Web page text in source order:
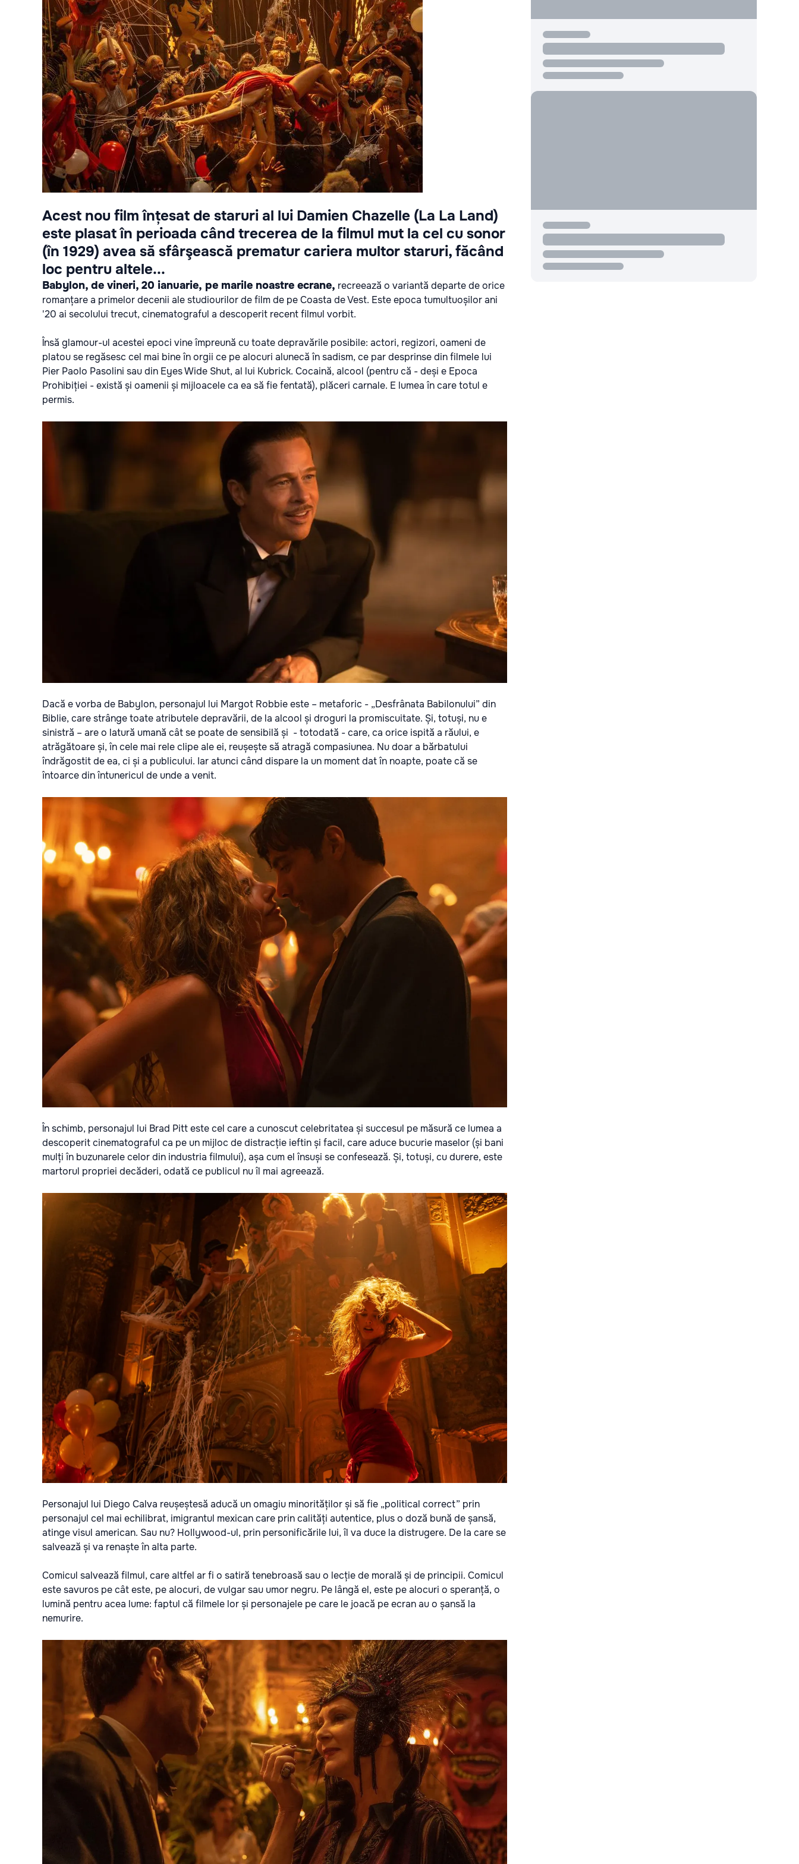
Acest nou film înțesat de staruri al lui Damien Chazelle (La La Land)
este plasat în perioada când trecerea de la filmul mut la cel cu sonor
(în 1929) avea să sfârşească prematur cariera multor staruri, făcând
loc pentru altele...
Babylon, de vineri, 20 ianuarie, pe marile noastre ecrane, recreează o variantă departe de orice
romanțare a primelor decenii ale studiourilor de film de pe Coasta de Vest. Este epoca tumultuoșilor ani
'20 ai secolului trecut, cinematograful a descoperit recent filmul vorbit.
Însă glamour-ul acestei epoci vine împreună cu toate depravările posibile: actori, regizori, oameni de
platou se regăsesc cel mai bine în orgii ce pe alocuri alunecă în sadism, ce par desprinse din filmele lui
Pier Paolo Pasolini sau din Eyes Wide Shut, al lui Kubrick. Cocaină, alcool (pentru că - deși e Epoca
Prohibiției - există și oamenii și mijloacele ca ea să fie fentată), plăceri carnale. E lumea în care totul e
permis.
Dacă e vorba de Babylon, personajul lui Margot Robbie este – metaforic - „Desfrânata Babilonului” din
Biblie, care strânge toate atributele depravării, de la alcool și droguri la promiscuitate. Și, totuși, nu e
sinistră – are o latură umană cât se poate de sensibilă și - totodată - care, ca orice ispită a răului, e
atrăgătoare și, în cele mai rele clipe ale ei, reușește să atragă compasiunea. Nu doar a bărbatului
îndrăgostit de ea, ci și a publicului. Iar atunci când dispare la un moment dat în noapte, poate că se
întoarce din întunericul de unde a venit.
În schimb, personajul lui Brad Pitt este cel care a cunoscut celebritatea și succesul pe măsură ce lumea a
descoperit cinematograful ca pe un mijloc de distracție ieftin și facil, care aduce bucurie maselor (și bani
mulți în buzunarele celor din industria filmului), așa cum el însuși se confesează. Și, totuși, cu durere, este
martorul propriei decăderi, odată ce publicul nu îl mai agreează.
Personajul lui Diego Calva reușeștesă aducă un omagiu minorităților și să fie „political correct” prin
personajul cel mai echilibrat, imigrantul mexican care prin calități autentice, plus o doză bună de șansă,
atinge visul american. Sau nu? Hollywood-ul, prin personificările lui, îl va duce la distrugere. De la care se
salvează și va renaște în alta parte.
Comicul salvează filmul, care altfel ar fi o satiră tenebroasă sau o lecție de morală și de principii. Comicul
este savuros pe cât este, pe alocuri, de vulgar sau umor negru. Pe lângă el, este pe alocuri o speranță, o
lumină pentru acea lume: faptul că filmele lor și personajele pe care le joacă pe ecran au o șansă la
nemurire.